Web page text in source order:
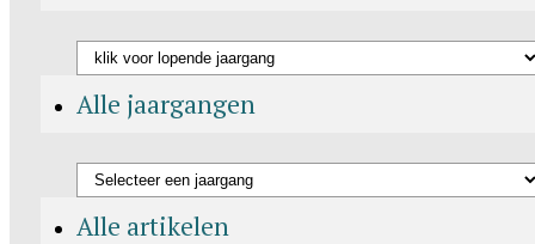
Alle jaargangen
Alle artikelen